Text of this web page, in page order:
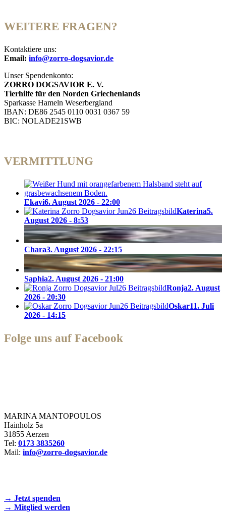
WEITERE FRAGEN?
Kontaktiere uns:
Email: info@zorro-dogsavior.de
Unser Spendenkonto:
ZORRO DOGSAVIOR E. V.
Tierhilfe für den Norden Griechenlands
Sparkasse Hameln Weserbergland
IBAN: DE86 2545 0110 0031 0367 59
BIC: NOLADE21SWB
VERMITTLUNG
Ekavi6. August 2026 - 22:00
Katerina5.
August 2026 - 8:53
Chara3. August 2026 - 22:15
Saphia2. August 2026 - 21:00
Ronja2. August
2026 - 20:30
Oskar11. Juli
2026 - 14:15
Folge uns auf Facebook
MARINA MANTOPOULOS
Hainholz 5a
31855 Aerzen
Tel: 0173 3835260
Mail: info@zorro-dogsavior.de
→ Jetzt spenden
→ Mitglied werden